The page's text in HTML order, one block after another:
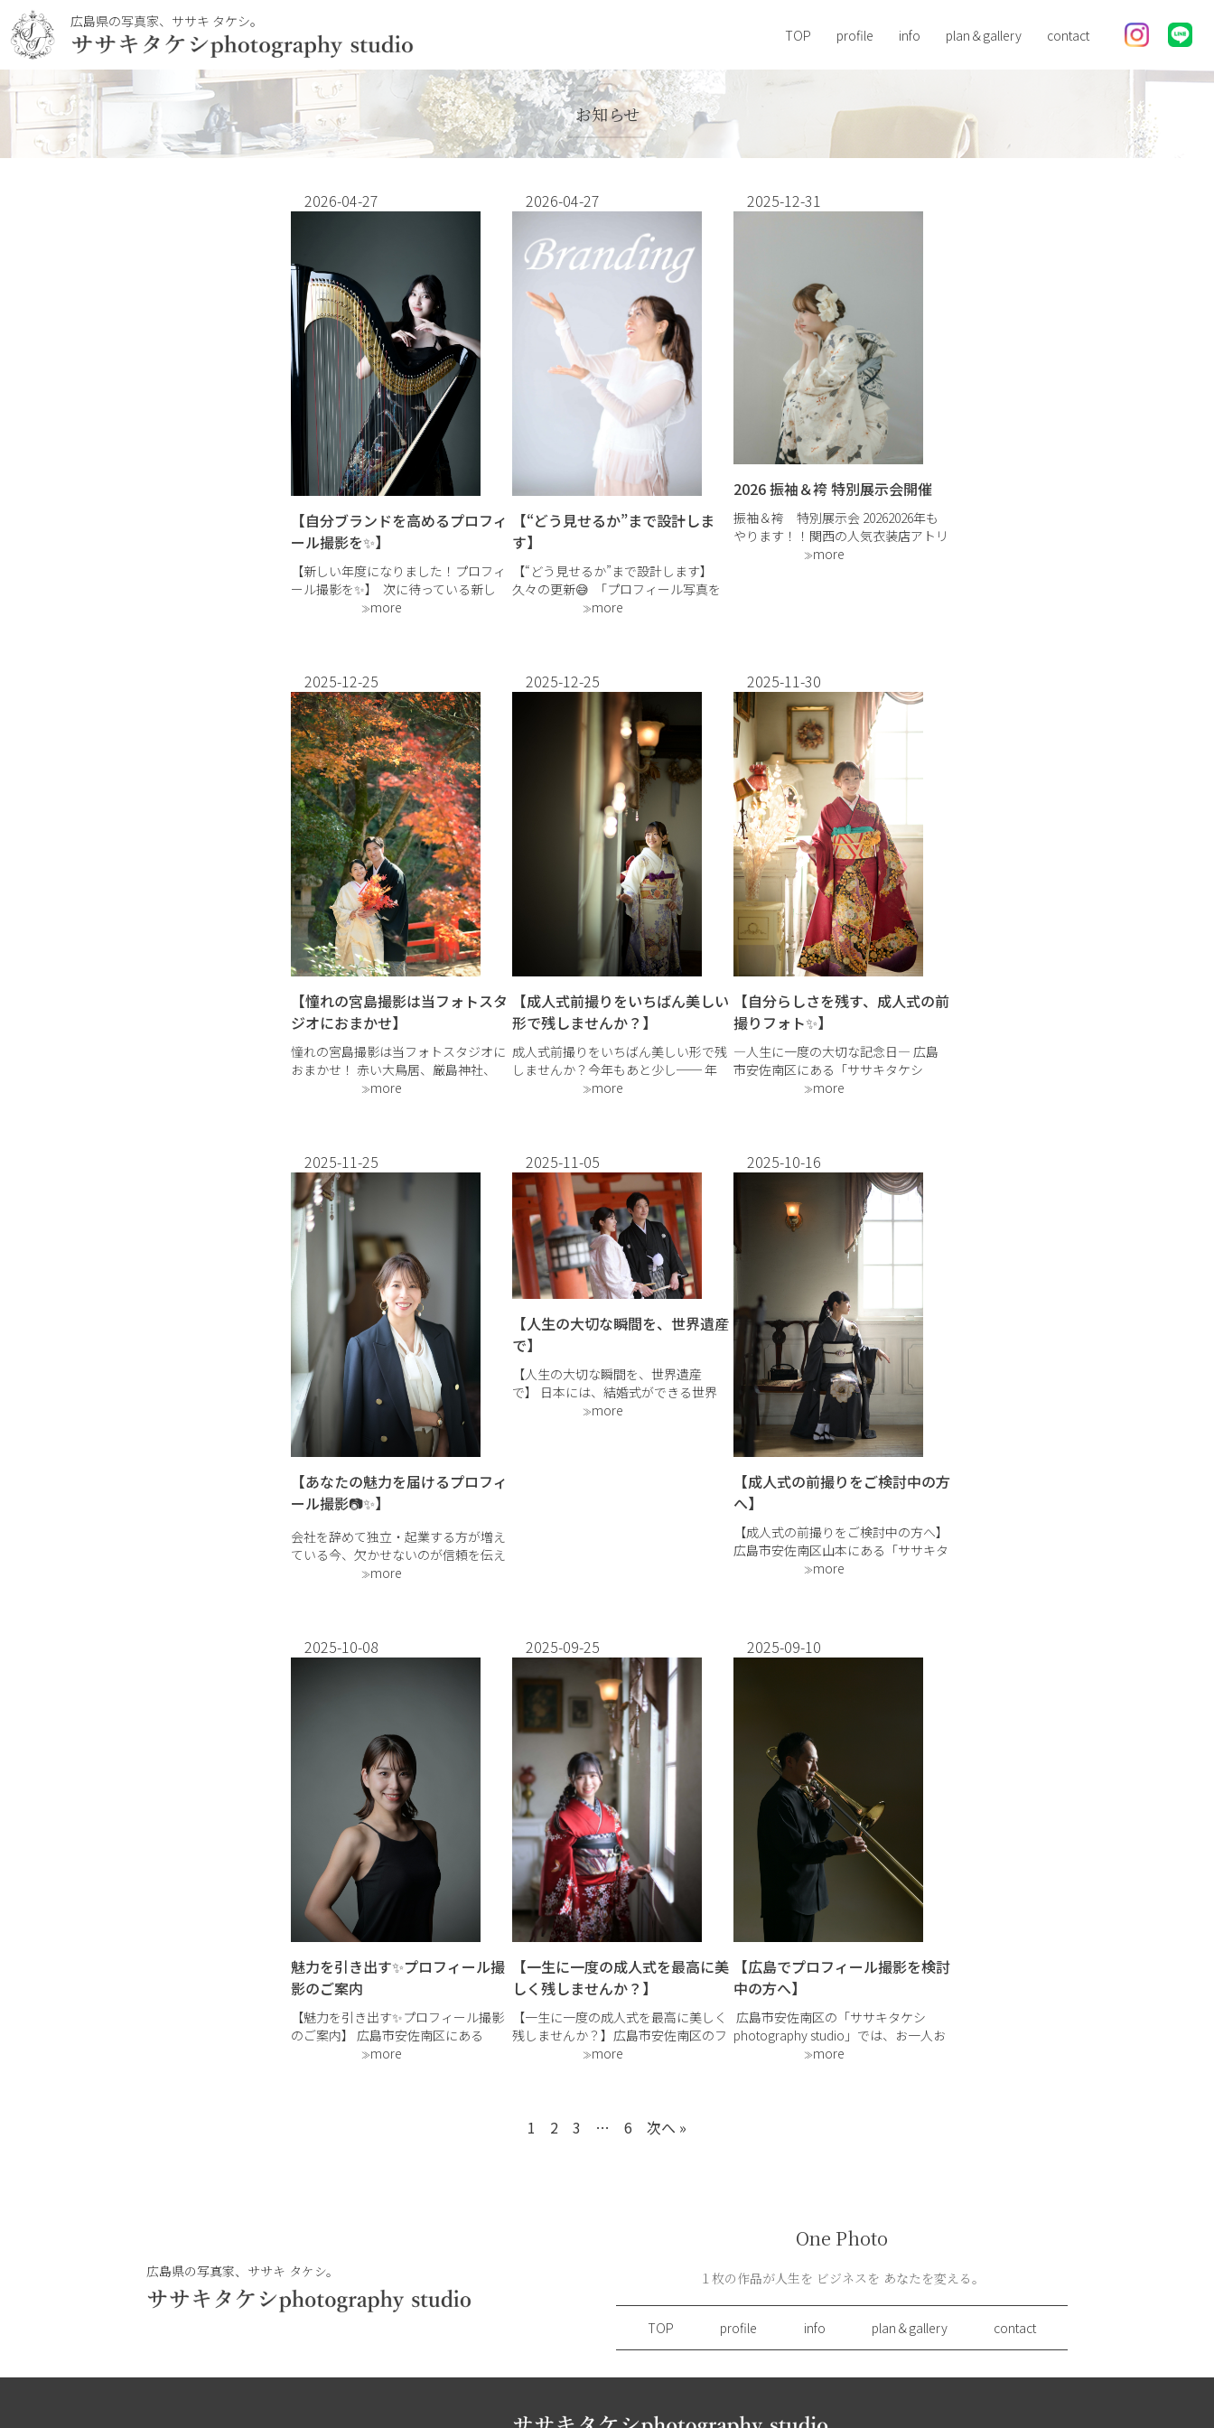
広島県の写真家、ササキ タケシ。
TOP profile info
plan＆gallery
成人式
contact
お知らせ
2026-04-27
【自分ブランドを高めるプロフィ
ール撮影を✨】
【新しい年度になりました！プロフィ
ール撮影を✨】 次に待っている新し
いステージ！ 「ホームページのプロ
島市 […]
more
2026-04-27
【“どう見せるか”まで設計しま
す】
【“どう見せるか”まで設計します】
久々の更新😅 「プロフィール写真を
新しくしたい」 そうお考えの方はい
more
2025-12-31
2026 振袖＆袴 特別展示会開催
振袖＆袴 特別展示会 20262026年も
やります！！関西の人気衣装店アトリ
エステディ × 感写スタイルの特別展
more
2025-12-25
【憧れの宮島撮影は当フォトスタ
ジオにおまかせ】
憧れの宮島撮影は当フォトスタジオに
おまかせ！ 赤い大鳥居、厳島神社、
海に揺れる光…宮島での前撮りに憧れ
るの？」 と […]
more
2025-12-25
【成人式前撮りをいちばん美しい
形で残しませんか？】
成人式前撮りをいちばん美しい形で残
しませんか？今年もあと少し── 年
明けに成人式を迎える方、そして「来
は、成人式前撮りで […]
more
2025-11-30
【自分らしさを残す、成人式の前
撮りフォト✨】
―人生に一度の大切な記念日― 広島
市安佐南区にある「ササキタケシ
photography studio」の成人式前撮り
more
2025-11-25
【あなたの魅力を届けるプロフィ
ール撮影📷✨】
会社を辞めて独立・起業する方が増え
ている今、欠かせないのが信頼を伝え
るプロフィール写真です。広島市安佐
て、あな […]
more
2025-11-05
【人生の大切な瞬間を、世界遺産
で】
【人生の大切な瞬間を、世界遺産
で】 日本には、結婚式ができる世界
遺産が5つあります。 そのひとつが、
more
2025-10-16
【成人式の前撮りをご検討中の方
へ】
【成人式の前撮りをご検討中の方へ】
広島市安佐南区山本にある「ササキタ
ケシphotography studio」は、貸切り
more
2025-10-08
魅力を引き出す✨プロフィール撮
影のご案内
【魅力を引き出す✨プロフィール撮影
のご案内】 広島市安佐南区にある
「ササキタケシphotography studio」
more
2025-09-25
【一生に一度の成人式を最高に美
しく残しませんか？】
【一生に一度の成人式を最高に美しく
残しませんか？】広島市安佐南区のフ
ォトスタジオ『ササキタケシ
ており […]
more
2025-09-10
【広島でプロフィール撮影を検討
中の方へ】
広島市安佐南区の「ササキタケシ
photography studio」では、お一人お
ひとりの魅力や世界観を一枚の写真に
more
1 2 3 … 6 次へ »
広島県の写真家、ササキ タケシ。
One Photo
１枚の作品が人生を ビジネスを あなたを変える。
TOP profile info plan＆gallery contact